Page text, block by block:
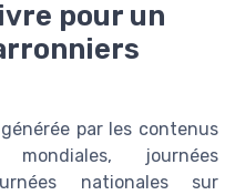
pour un
par les contenus
journées
nationales sur